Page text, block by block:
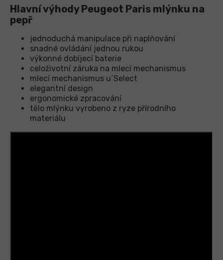
Hlavní výhody Peugeot Paris mlýnku na
pepř
jednoduchá manipulace při naplňování
snadné ovládání jednou rukou
výkonné dobíjecí baterie
celoživotní záruka na mlecí mechanismus
mlecí mechanismus u´Select
elegantní design
ergonomické zpracování
tělo mlýnku vyrobeno z ryze přírodního
materiálu